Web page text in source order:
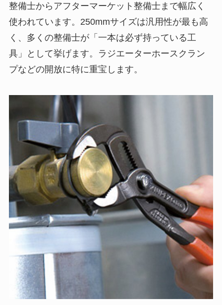
整備士からアフターマーケット整備士まで幅広く
使われています。250mmサイズは汎用性が最も高
く、多くの整備士が「一本は必ず持っている工
具」として挙げます。ラジエーターホースクラン
プなどの開放に特に重宝します。